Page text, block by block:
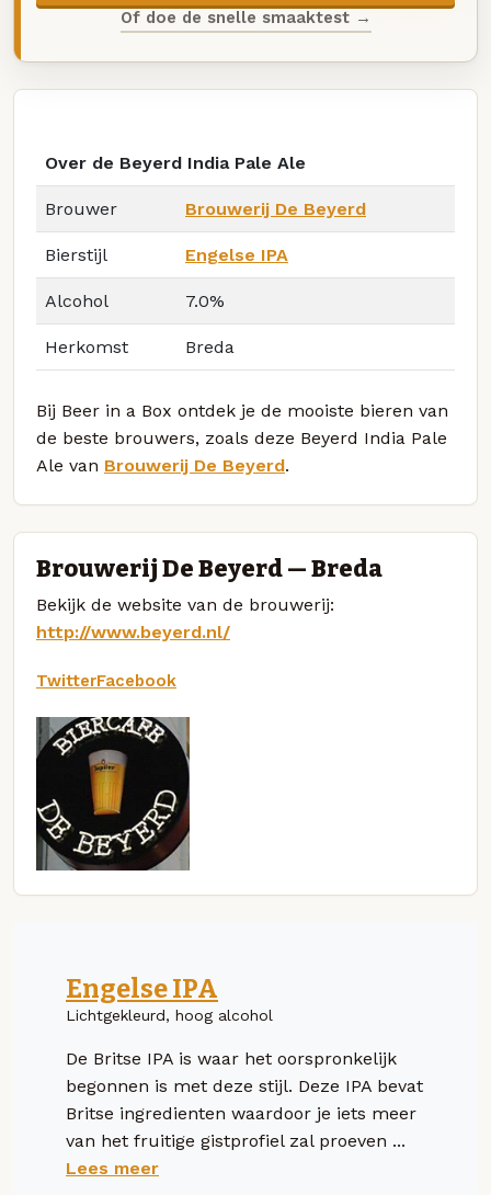
Of doe de snelle smaaktest →
Over de Beyerd India Pale Ale
Brouwer Brouwerij De Beyerd
Bierstijl Engelse IPA
Alcohol 7.0%
Herkomst Breda
Bij Beer in a Box ontdek je de mooiste bieren van
de beste brouwers, zoals deze Beyerd India Pale
Ale van Brouwerij De Beyerd.
Brouwerij De Beyerd — Breda
Bekijk de website van de brouwerij:
http://www.beyerd.nl/
TwitterFacebook
Engelse IPA
Lichtgekleurd, hoog alcohol
De Britse IPA is waar het oorspronkelijk
begonnen is met deze stijl. Deze IPA bevat
Britse ingredienten waardoor je iets meer
van het fruitige gistprofiel zal proeven ...
Lees meer